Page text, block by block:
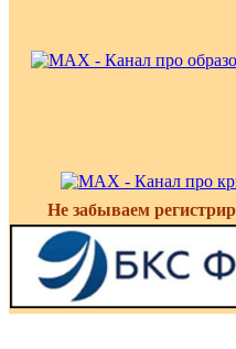
Не забываем